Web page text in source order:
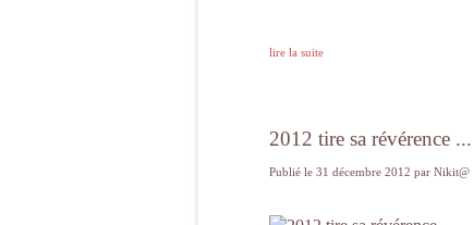
lire la suite
2012 tire sa révérence ...
Publié le 31 décembre 2012 par Nikit@